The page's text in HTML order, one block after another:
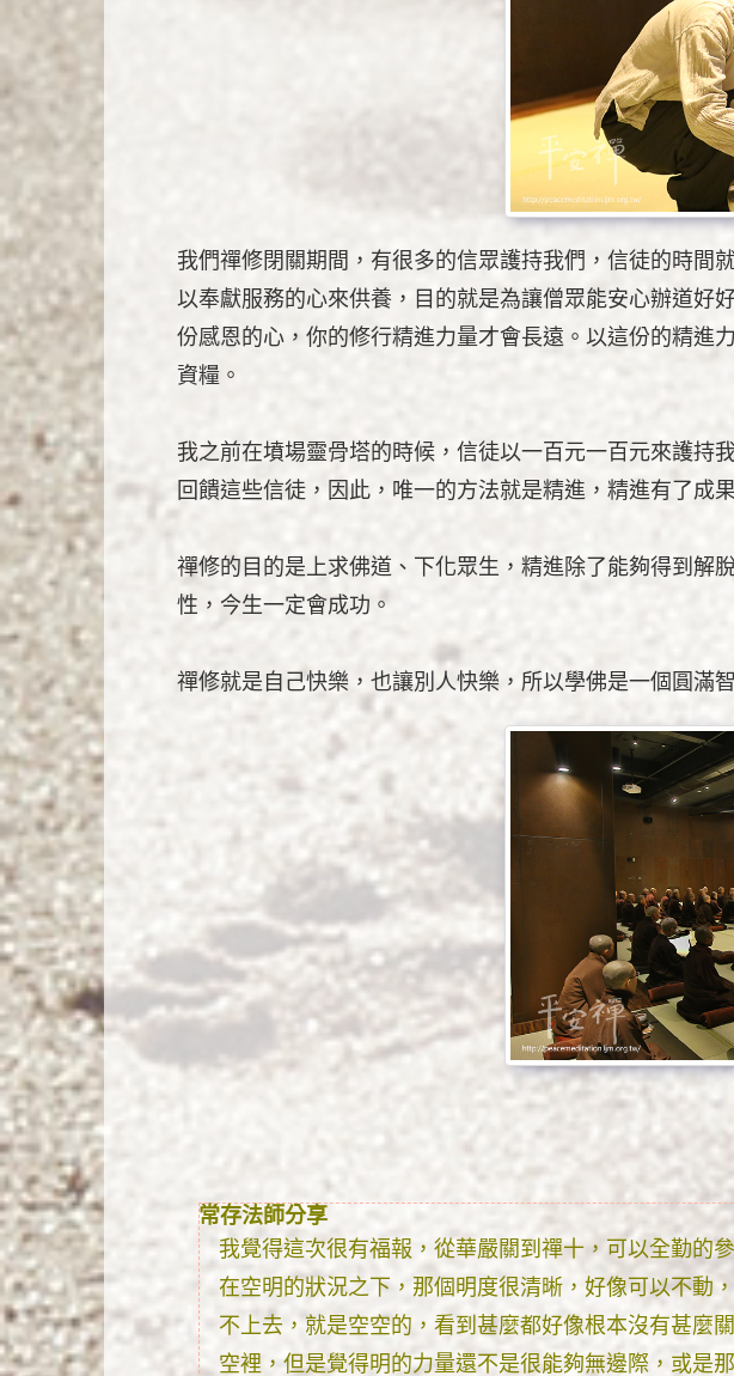
我們禪修閉關期間，有很多的信眾護持我們，信徒的時間
以奉獻服務的心來供養，目的就是為讓僧眾能安心辦道好
份感恩的心，你的修行精進力量才會長遠。以這份的精進
資糧。
我之前在墳場靈骨塔的時候，信徒以一百元一百元來護持
回饋這些信徒，因此，唯一的方法就是精進，精進有了成
禪修的目的是上求佛道、下化眾生，精進除了能夠得到解
性，今生一定會成功。
禪修就是自己快樂，也讓別人快樂，所以學佛是一個圓滿
常存法師分享
我覺得這次很有福報，從華嚴關到禪十，可以全勤的
在空明的狀況之下，那個明度很清晰，好像可以不動
不上去，就是空空的，看到甚麼都好像根本沒有甚麼
空裡，但是覺得明的力量還不是很能夠無邊際，或是